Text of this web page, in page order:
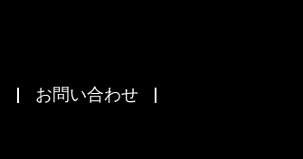
お問い合わせ